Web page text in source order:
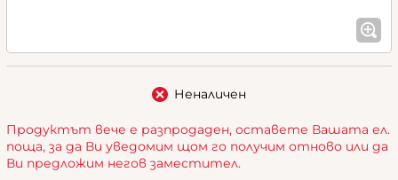
Неналичен
Продуктът вече е разпродаден, оставете Вашата ел.
поща, за да Ви уведомим щом го получим отново или да
Ви предложим негов заместител.